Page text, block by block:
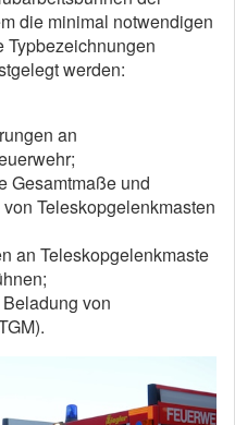
die minimal notwendigen
Typbezeichnungen
werden:
an
Gesamtmaße und
Teleskopgelenkmasten
an Teleskopgelenkmaste
von